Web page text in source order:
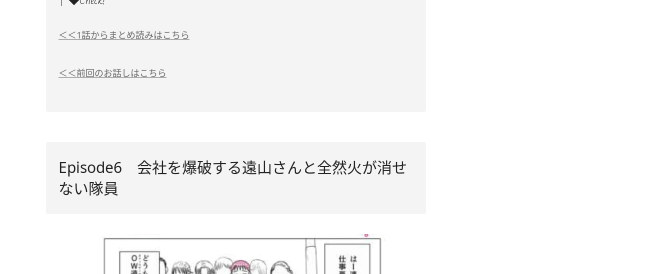
＜＜1話からまとめ読みはこちら
＜＜前回のお話しはこちら
Episode6 会社を爆破する遠山さんと全然火が消せ
ない隊員